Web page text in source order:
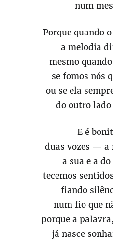
num
Porque quando
a melodia
mesmo
se fomos nós
ou se ela
do outro
E é
duas vozes — a
a sua e a
tecemos
fiando
num fio que
porque a
já nasce